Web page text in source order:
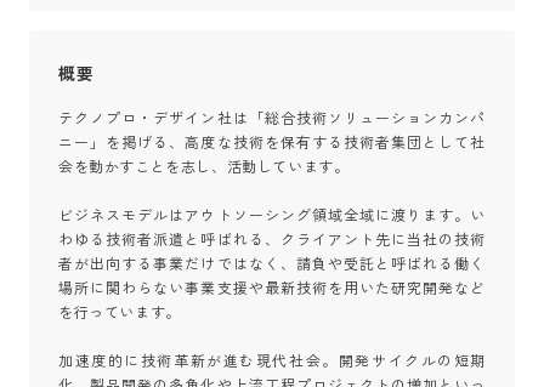
概要
テクノプロ・デザイン社は「総合技術ソリューションカンパ
ニー」を掲げる、高度な技術を保有する技術者集団として社
会を動かすことを志し、活動しています。
ビジネスモデルはアウトソーシング領域全域に渡ります。い
わゆる技術者派遣と呼ばれる、クライアント先に当社の技術
者が出向する事業だけではなく、請負や受託と呼ばれる働く
場所に関わらない事業支援や最新技術を用いた研究開発など
を行っています。
加速度的に技術革新が進む現代社会。開発サイクルの短期